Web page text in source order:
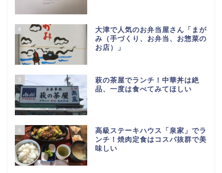
4
大津で人気のお弁当屋さん「まが
み（手づくり、お弁当、お惣菜の
お店）」
5
萩の茶屋でランチ！中華丼は絶
品、一度は食べてみてほしい
6
高級ステーキハウス「泉家」でラ
ンチ！焼肉定食はコスパ抜群で美
味しい